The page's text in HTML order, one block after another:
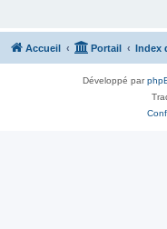
Accueil Portail Index
Développé par